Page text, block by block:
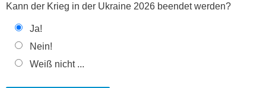
Kann der Krieg in der Ukraine 2026 beendet werden?
Ja!
Nein!
Weiß nicht ...